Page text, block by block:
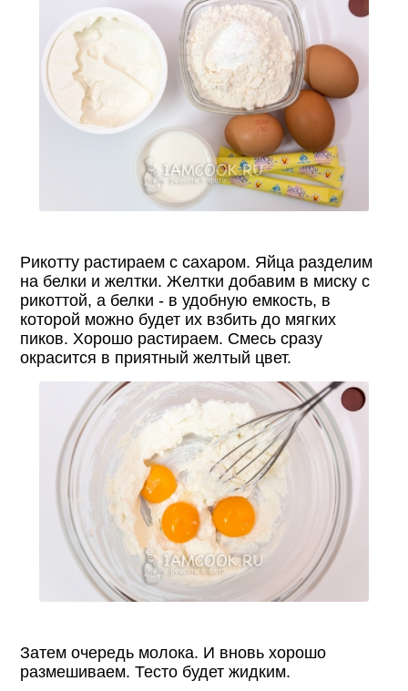
Рикотту растираем с сахаром. Яйца разделим
на белки и желтки. Желтки добавим в миску с
рикоттой, а белки - в удобную емкость, в
которой можно будет их взбить до мягких
пиков. Хорошо растираем. Смесь сразу
окрасится в приятный желтый цвет.
Затем очередь молока. И вновь хорошо
размешиваем. Тесто будет жидким.